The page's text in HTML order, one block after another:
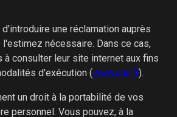
une réclamation auprès
nécessaire. Dans ce cas,
à consulter leur site internet aux fins
d'exécution (www.cnil.fr).
un droit à la portabilité de vos
personnel. Vous pouvez, à la